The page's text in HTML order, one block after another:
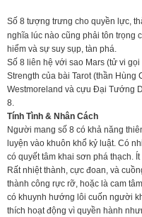
Số 8 tượng trưng cho quyền lực,
nghĩa lúc nào cũng phải tôn trọng
hiểm và sự suy sụp, tàn phá.
Số 8 liên hệ với sao Mars (tử vi
Strength của bài Tarot (thần
Westmoreland và cựu Đại Tướng
8.
Tính Tình & Nhân Cách
Người mang số 8 có khả năng
luyện vào khuôn khổ kỷ luật. Có
có quyết tâm khai sơn phá thạch.
Rất nhiệt thành, cực đoan, và
thành công rực rỡ, hoặc là cam
có khuynh hướng lôi cuốn người
thích hoạt động vì quyền hành